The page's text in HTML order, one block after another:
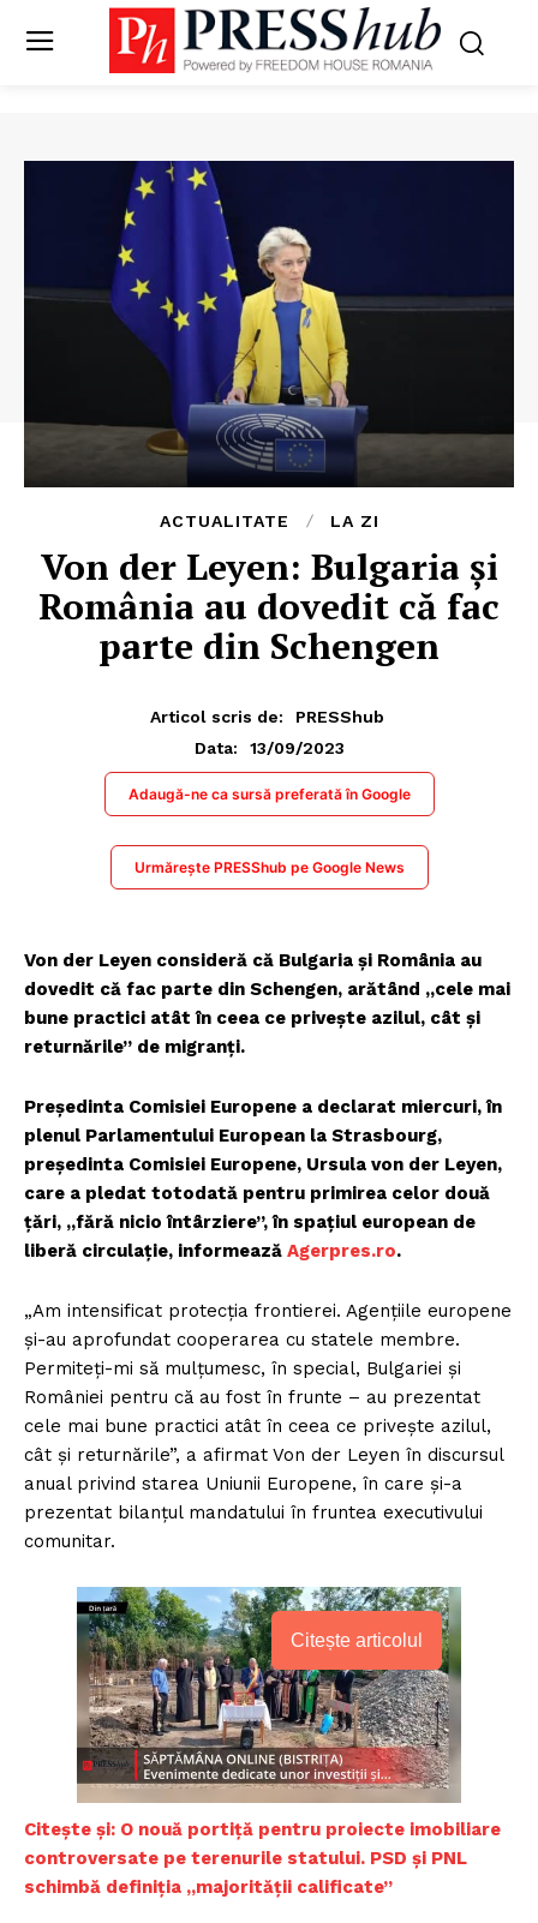
ACTUALITATE LA ZI
Von der Leyen: Bulgaria şi
România au dovedit că fac
parte din Schengen
Articol scris de:
PRESShub
Data:
13/09/2023
Adaugă-ne ca sursă preferată în Google
Urmărește PRESShub pe Google News
Von der Leyen consideră că Bulgaria şi România au
dovedit că fac parte din Schengen, arătând „cele mai
bune practici atât în ceea ce priveşte azilul, cât şi
returnările” de migranţi.
Președinta Comisiei Europene a declarat miercuri, în
plenul Parlamentului European la Strasbourg,
preşedinta Comisiei Europene, Ursula von der Leyen,
care a pledat totodată pentru primirea celor două
ţări, „fără nicio întârziere”, în spaţiul european de
liberă circulaţie, informează Agerpres.ro.
„Am intensificat protecţia frontierei. Agenţiile europene
şi-au aprofundat cooperarea cu statele membre.
Permiteţi-mi să mulţumesc, în special, Bulgariei şi
României pentru că au fost în frunte – au prezentat
cele mai bune practici atât în ceea ce priveşte azilul,
cât şi returnările”, a afirmat Von der Leyen în discursul
anual privind starea Uniunii Europene, în care şi-a
prezentat bilanţul mandatului în fruntea executivului
comunitar.
Citește articolul
Citește și: O nouă portiță pentru proiecte imobiliare
controversate pe terenurile statului. PSD și PNL
schimbă definiția „majorității calificate”